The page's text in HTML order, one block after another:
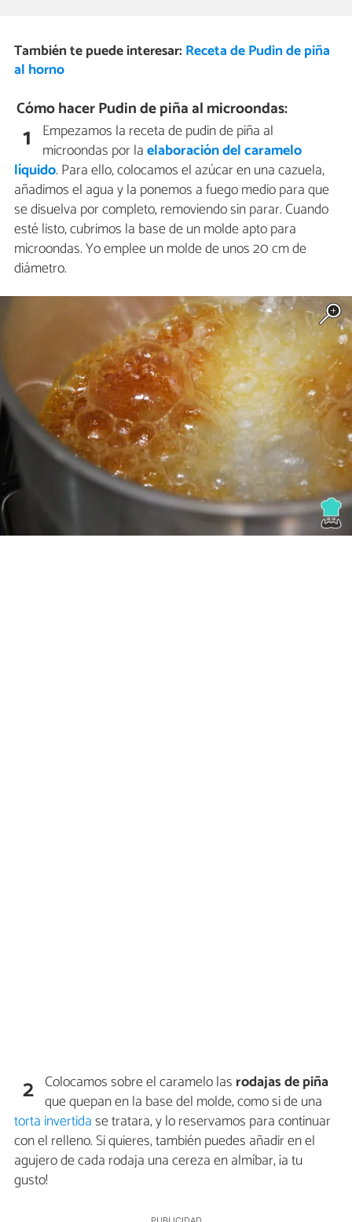
También te puede interesar: Receta de Pudin de piña
al horno
Cómo hacer Pudin de piña al microondas:
1 Empezamos la receta de pudin de piña al
microondas por laelaboración del caramelo
líquido. Para ello, colocamos el azúcar en una cazuela,
añadimos el agua y la ponemos a fuego medio para que
se disuelva por completo, removiendo sin parar. Cuando
esté listo, cubrimos la base de un molde apto para
microondas. Yo emplee un molde de unos 20 cm de
diámetro.
2 Colocamos sobre el caramelo las rodajas de piña
que quepan en la base del molde, como si de una
torta invertidase tratara, y lo reservamos para continuar
con el relleno. Si quieres, también puedes añadir en el
agujero de cada rodaja una cereza en almíbar, ¡a tu
gusto!